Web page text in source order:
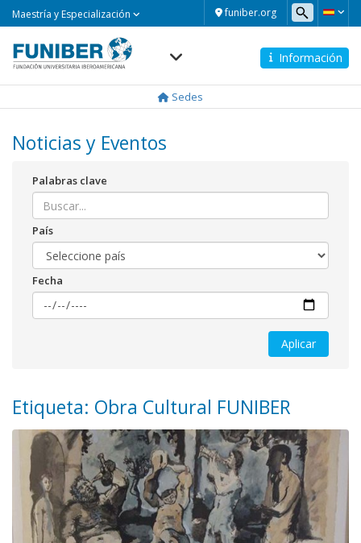
funiber.org
Maestría y Especialización
Información
Sedes
Noticias y Eventos
Palabras clave
País
Fecha
Etiqueta: Obra Cultural FUNIBER